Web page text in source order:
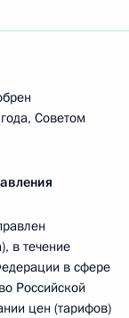
Советом
в течение
в сфере
Российской
цен (тарифов)